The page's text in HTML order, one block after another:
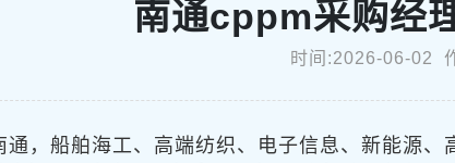
南通cppm采购经
时间:2026-06-02
通，船舶海工、高端纺织、电子信息、新能源、